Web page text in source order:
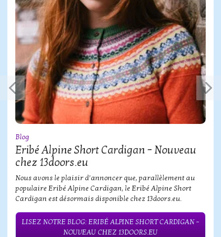
Blog
Eribé Alpine Short Cardigan – Nouveau
chez 13doors.eu
Nous avons le plaisir d’annoncer que, parallèlement au
populaire Eribé Alpine Cardigan, le Eribé Alpine Short
Cardigan est désormais disponible chez 13doors.eu.
LISEZ NOTRE BLOG: ERIBÉ ALPINE SHORT CARDIGAN –
NOUVEAU CHEZ 13DOORS.EU